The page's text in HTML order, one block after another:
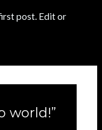
post. Edit or
world!”